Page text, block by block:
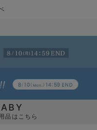
品はこちら